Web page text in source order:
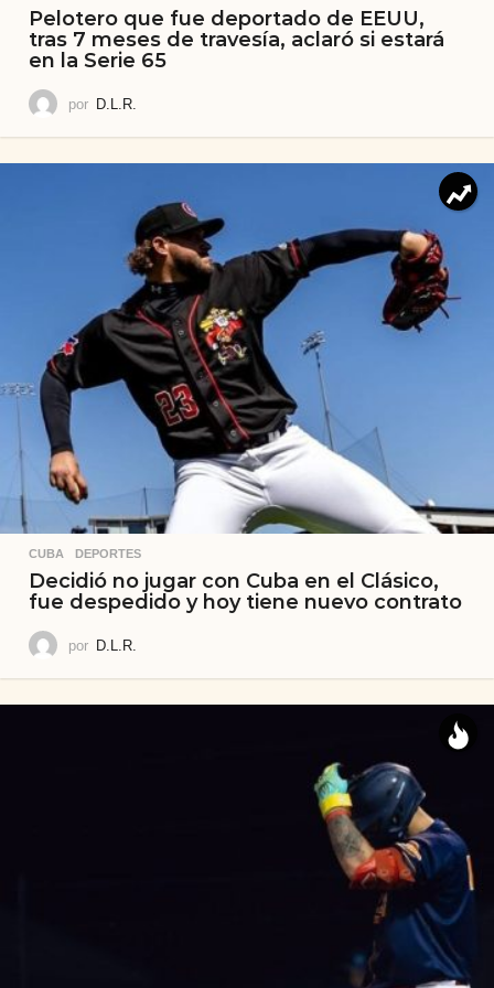
Pelotero que fue deportado de EEUU,
tras 7 meses de travesía, aclaró si estará
en la Serie 65
por D.L.R.
CUBA ,DEPORTES
Decidió no jugar con Cuba en el Clásico,
fue despedido y hoy tiene nuevo contrato
por D.L.R.